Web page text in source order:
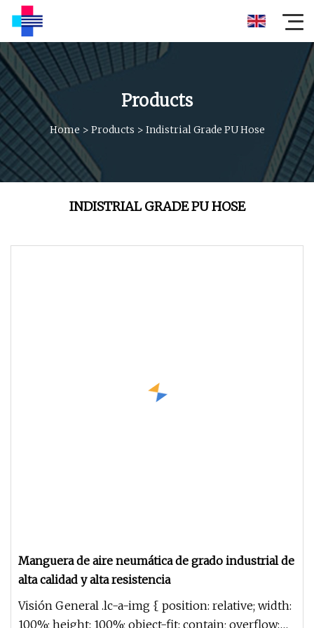
Products
Home > Products > Indistrial Grade PU Hose
INDISTRIAL GRADE PU HOSE
Manguera de aire neumática de grado industrial de
alta calidad y alta resistencia
Visión General .lc-a-img { position: relative; width:
100%; height: 100%; object-fit: contain; overflow: